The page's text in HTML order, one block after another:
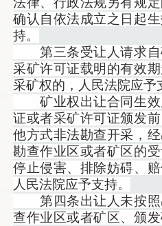
确认自依法成立之日起
持。
第三条受让人请求自
采矿许可证载明的有效
采矿权的，人民法院应予
矿业权出让合同生效
证或者采矿许可证颁发
他方式非法勘查开采，
勘查作业区或者矿区的
停止侵害、排除妨碍、
人民法院应予支持。
第四条出让人未按照
查作业区或者矿区、颁